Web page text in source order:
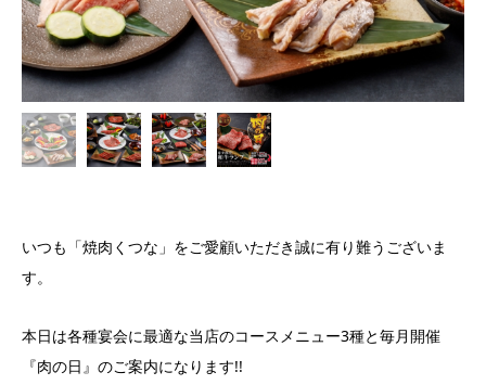
いつも「焼肉くつな」をご愛顧いただき誠に有り難うございま
す。
本日は各種宴会に最適な当店のコースメニュー3種と毎月開催
『肉の日』のご案内になります!!